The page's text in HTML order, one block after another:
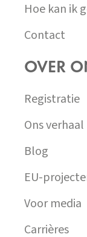
Hoe kan ik
Contact
OVER
Registratie
Ons verhaal
Blog
EU-
Voor media
Carrières